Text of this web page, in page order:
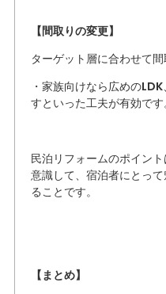
【間取りの変更】
ターゲット層に合わせて間
・家族向けなら広めの
すといった工夫が有効です
民泊リフォームのポイン
意識して、宿泊者にとっ
ることです。
【まとめ】